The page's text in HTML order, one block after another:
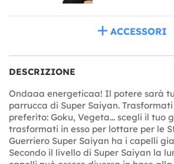
ACCESSORI
DESCRIZIONE
Ondaaa energeticaa! Il potere sarà
parrucca di Super Saiyan.
preferito: Goku, Vegeta... scegli il tuo
trasformati in esso per lottare per le
Guerriero Super Saiyan ha i capelli
Secondo il livello di Super Saiyan la